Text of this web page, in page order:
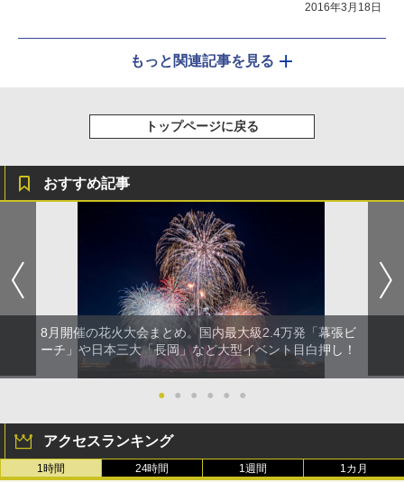
2016年3月18日
もっと関連記事を見る
トップページに戻る
おすすめ記事
8月開催の花火大会まとめ。国内最大級2.4万発「幕張ビ
ーチ」や日本三大「長岡」など大型イベント目白押し！
● ● ● ● ● ●
アクセスランキング
1時間 24時間 1週間 1カ月